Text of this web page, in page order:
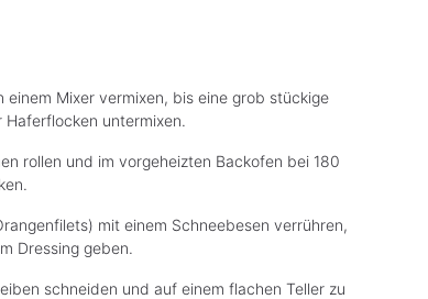
Mixer vermixen, bis eine grob stückige
untermixen.
rollen und im vorgeheizten Backofen bei 180
mit einem Schneebesen verrühren,
Dressing geben.
schneiden und auf einem flachen Teller zu